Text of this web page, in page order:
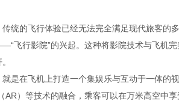
统的飞行体验已经无法完全满足现代旅客的
飞行影院”的兴起。这种将影院技术与飞机
是在飞机上打造一个集娱乐与互动于一体的
AR）等技术的融合，乘客可以在万米高空中